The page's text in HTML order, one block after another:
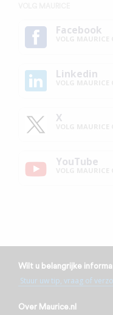
Facebook
Linkedin
X
YouTube
Wilt u belangrijke
Stuur uw tip, vraag of
Over Maurice.nl